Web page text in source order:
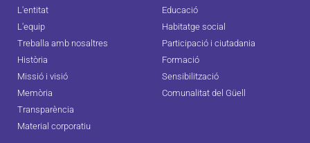
L'entitat
L'equip
Treballa amb nosaltres
Història
Missió i visió
Memòria
Transparència
Material corporatiu
Educació
Habitatge social
Participació i ciutadania
Formació
Sensibilització
Comunalitat del Güell